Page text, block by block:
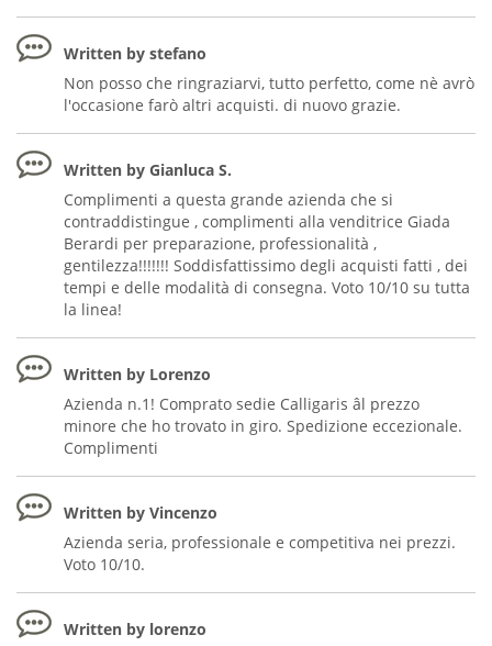
Written by stefano
Non posso che ringraziarvi, tutto perfetto, come nè avrò
l'occasione farò altri acquisti. di nuovo grazie.
Written by Gianluca S.
Complimenti a questa grande azienda che si
contraddistingue , complimenti alla venditrice Giada
Berardi per preparazione, professionalità ,
gentilezza!!!!!!! Soddisfattissimo degli acquisti fatti , dei
tempi e delle modalità di consegna. Voto 10/10 su tutta
la linea!
Written by Lorenzo
Azienda n.1! Comprato sedie Calligaris âl prezzo
minore che ho trovato in giro. Spedizione eccezionale.
Complimenti
Written by Vincenzo
Azienda seria, professionale e competitiva nei prezzi.
Voto 10/10.
Written by lorenzo